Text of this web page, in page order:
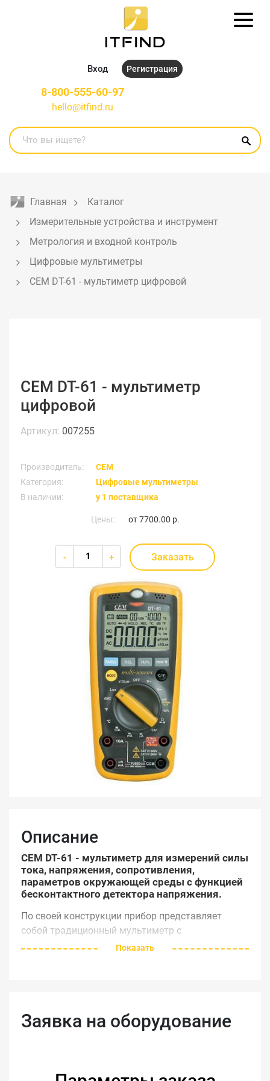
Вход Регистрация
8-800-555-60-97
hello@itfind.ru
Главная
Каталог
Измерительные устройства и инструмент
Метрология и входной контроль
Цифровые мультиметры
CEM DT-61 - мультиметр цифровой
CEM DT-61 - мультиметр
цифровой
Артикул: 007255
Производитель:
CEM
Категория:
Цифровые мультиметры
В наличии:
у 1 поставщика
Цены: от7700.00 р.
- + Заказать
Описание
CEM DT-61 - мультиметр для измерений силы
тока, напряжения, сопротивления,
параметров окружающей среды с функцией
бесконтактного детектора напряжения.
По своей конструкции прибор представляет
собой традиционный мультиметр с
бесконтактным детектором напряжения и
Дополнительно прибор оснащен следующими
встроенными датчиками: интегрированный
Показать
Заявка на оборудование